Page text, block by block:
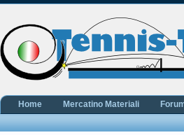
Home Mercatino Materiali